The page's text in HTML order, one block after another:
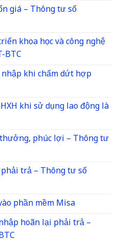
giá – Thông tư số
khoa học và công nghệ
BTC
khi chấm dứt hợp
khi sử dụng lao động là
phúc lợi – Thông tư
trả – Thông tư số
phần mềm Misa
hoãn lại phải trả –